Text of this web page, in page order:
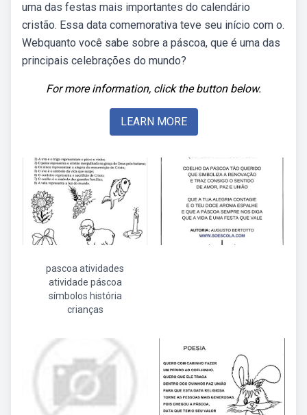
uma das festas mais importantes do calendário
cristão. Essa data comemorativa teve seu início com o.
Webquanto você sabe sobre a páscoa, que é uma das
principais celebrações do mundo?
For more information, click the button below.
LEARN MORE
pascoa atividades
atividade páscoa
símbolos história
crianças